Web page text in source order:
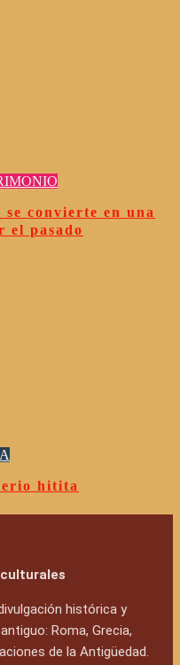
convierte en una
el pasado
hitita
culturales
histórica y
Roma, Grecia,
de la Antigüedad.